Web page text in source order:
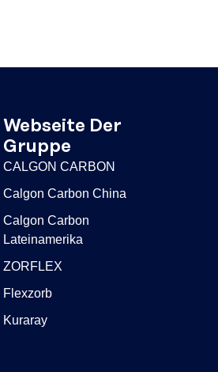
Webseite Der
Gruppe
CALGON CARBON
Calgon Carbon China
Calgon Carbon
Lateinamerika
ZORFLEX
Flexzorb
Kuraray